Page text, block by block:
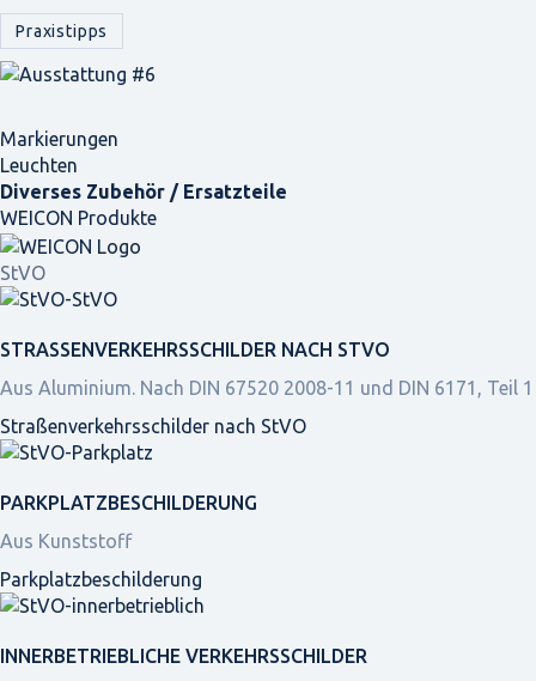
Praxistipps
Markierungen
Leuchten
Diverses Zubehör / Ersatzteile
WEICON Produkte
StVO
STRASSEN­VERKEHRS­SCHILDER NACH STVO
Aus Aluminium. Nach DIN 67520 2008-11 und DIN 6171, Teil 1
Straßen­verkehrs­schilder nach StVO
PARKPLATZ­BESCHILDERUNG
Aus Kunststoff
Parkplatz­beschilderung
INNER­BETRIEBLICHE VERKEHRS­SCHILDER